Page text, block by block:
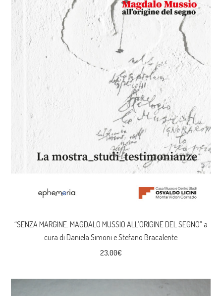
“SENZA MARGINE. MAGDALO MUSSIO ALL’ORIGINE DEL SEGNO” a
cura di Daniela Simoni e Stefano Bracalente
23,00€